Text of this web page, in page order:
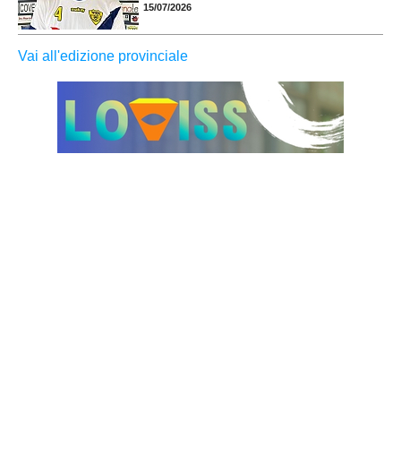
15/07/2026
Vai all'edizione provinciale